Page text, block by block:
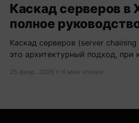
Каскад серверов в
полное
Каскад серверов (server
это архитектурный подход, при
серверов.
25 февр. 2026 г. 4 мин чтения